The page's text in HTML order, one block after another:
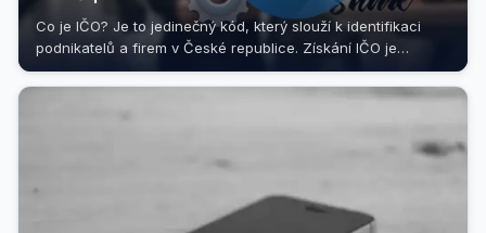
Co je IČO? Je to jedinečný kód, který slouží k identifikaci
podnikatelů a firem v České republice. Získání IČO je
nezbytným krokem pro...